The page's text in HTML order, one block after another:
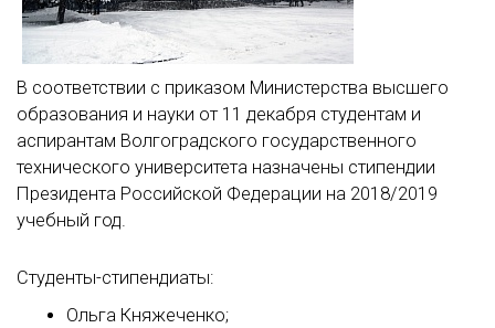
В соответствии с приказом Министерства высшего
образования и науки от 11 декабря студентам и
аспирантам Волгоградского государственного
технического университета назначены стипендии
Президента Российской Федерации на 2018/2019
учебный год.
Студенты-стипендиаты:
Ольга Княжеченко;